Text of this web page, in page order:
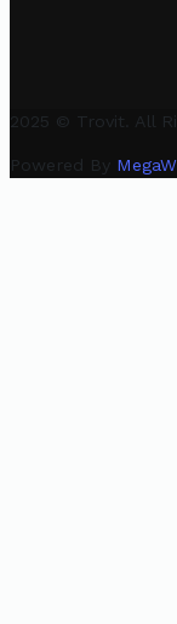
2025 © Trovit. All
Powered By